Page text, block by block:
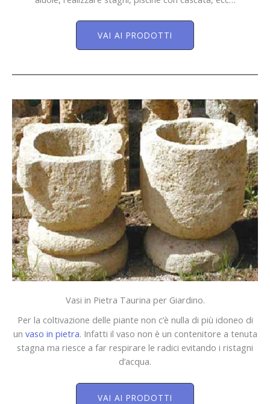
VAI AI PRODOTTI
Vasi in Pietra Taurina per Giardino.
Per la coltivazione delle piante non c’è nulla di più idoneo di
un vaso in pietra. Infatti il vaso non è un contenitore a tenuta
stagna ma riesce a far respirare le radici evitando i ristagni
d’acqua.
VAI AI PRODOTTI